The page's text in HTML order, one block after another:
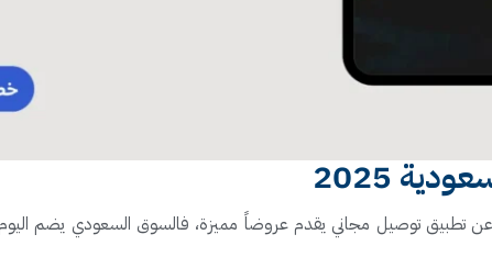
2025
توصيل مجاني يقدم عروضاً مميزة، فالسوق السعودي يضم